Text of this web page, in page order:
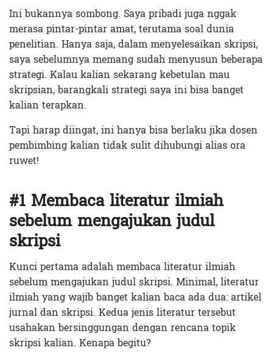
Ini bukannya sombong. Saya pribadi juga nggak
merasa pintar-pintar amat, terutama soal dunia
penelitian. Hanya saja, dalam menyelesaikan skripsi,
saya sebelumnya memang sudah menyusun beberapa
strategi. Kalau kalian sekarang kebetulan mau
skripsian, barangkali strategi saya ini bisa banget
kalian terapkan.
Tapi harap diingat, ini hanya bisa berlaku jika dosen
pembimbing kalian tidak sulit dihubungi alias ora
ruwet!
#1 Membaca literatur ilmiah
sebelum mengajukan judul
skripsi
Kunci pertama adalah membaca literatur ilmiah
sebelum mengajukan judul skripsi. Minimal, literatur
ilmiah yang wajib banget kalian baca ada dua: artikel
jurnal dan skripsi. Kedua jenis literatur tersebut
usahakan bersinggungan dengan rencana topik
skripsi kalian. Kenapa begitu?